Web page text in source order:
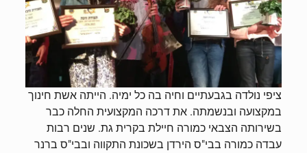
ציפי נולדה בגבעתיים וחיה בה כל ימיה. הייתה אשת חינוך
במקצועה ובנשמתה. את דרכה המקצועית החלה כבר
בשירותה הצבאי כמורה חיילת בקרית גת. שנים רבות
עבדה כמורה בבי"ס הירדן בשכונת התקווה ובבי"ס ברנר